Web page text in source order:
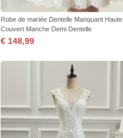
Robe de mariée Dentelle Manquant Haute
Couvert Manche Demi Dentelle
€ 148,99